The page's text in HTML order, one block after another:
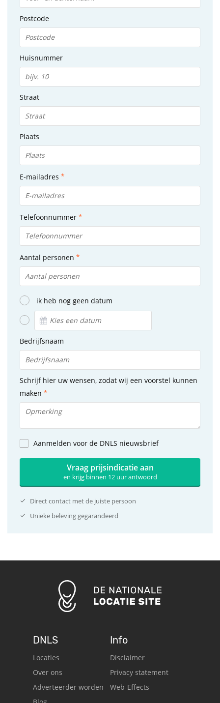
Postcode
Huisnummer
Straat
Plaats
E-mailadres
Telefoonnummer
Aantal personen
ik heb nog geen datum
Bedrijfsnaam
Schrijf hier uw wensen, zodat wij een voorstel kunnen
maken
Aanmelden voor de DNLS nieuwsbrief
Vraag prijsindicatie aan
en krijg binnen 12 uur antwoord
Direct contact met de juiste persoon
Unieke beleving gegarandeerd
DNLS
Locaties
Over ons
Adverteerder worden
Info
Disclaimer
Privacy statement
Web-Effects